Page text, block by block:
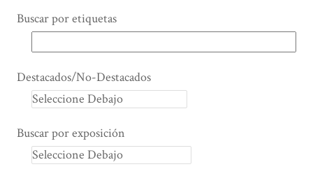
Buscar por etiquetas
Destacados/No-Destacados
Buscar por exposición